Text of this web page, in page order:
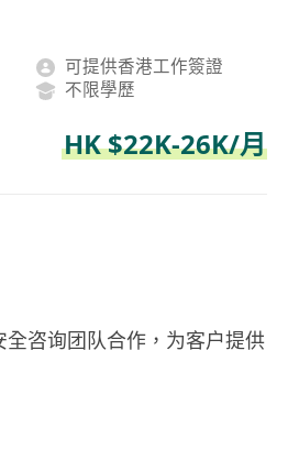
可提供香港工作簽證
不限學歷
HK $22K-26K/月
全咨询团队合作，为客户提供
措施以保护计算机系统、网